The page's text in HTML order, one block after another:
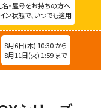
・屋号をお持ちの方へ
ン状態で、いつでも適用
8月6日(木) 10:30 から
8月11日(火) 1:59 まで